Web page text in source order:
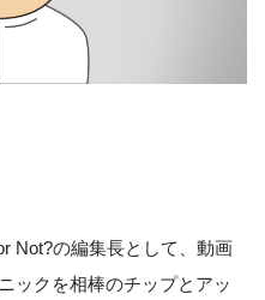
Not?の編集長として、動画
ックを相棒のチップとアッ